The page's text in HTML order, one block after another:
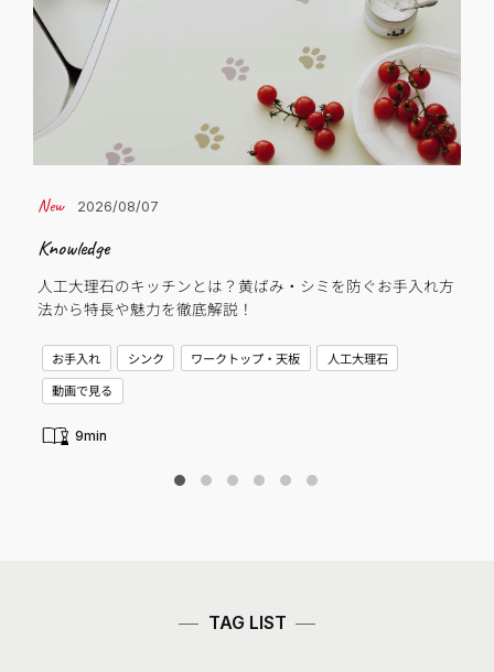
2026/08/07
Knowledge
人工大理石のキッチンとは？黄ばみ・シミを防ぐお手入れ方
法から特長や魅力を徹底解説！
お手入れ シンク ワークトップ・天板
人工大理石
動画で見る
9min
TAG LIST